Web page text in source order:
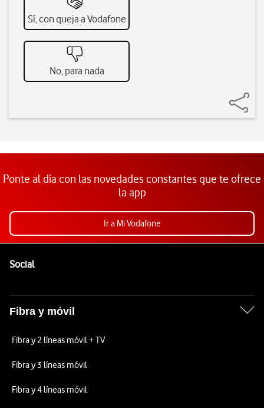
Sí, con queja a Vodafone
No, para nada
Ponte al día con las novedades constantes que te ofrece
la app
Ir a Mi Vodafone
SocialEnlaces a las redes sociales de Vodafone
Fibra y móvil
Fibra y 2 líneas móvil + TV
Fibra y 3 líneas móvil
Fibra y 4 líneas móvil